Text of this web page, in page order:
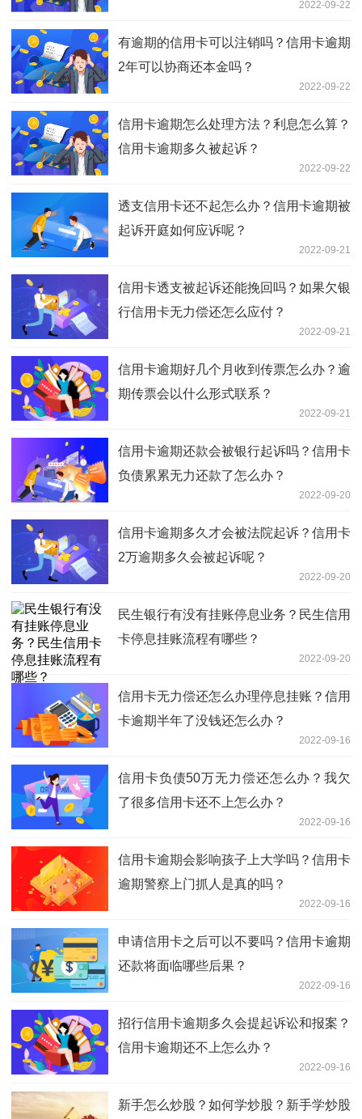
2022-09-22
有逾期的信用卡可以注销吗？信用卡逾期
2年可以协商还本金吗？
2022-09-22
信用卡逾期怎么处理方法？利息怎么算？
信用卡逾期多久被起诉？
2022-09-22
透支信用卡还不起怎么办？信用卡逾期被
起诉开庭如何应诉呢？
2022-09-21
信用卡透支被起诉还能挽回吗？如果欠银
行信用卡无力偿还怎么应付？
2022-09-21
信用卡逾期好几个月收到传票怎么办？逾
期传票会以什么形式联系？
2022-09-21
信用卡逾期还款会被银行起诉吗？信用卡
负债累累无力还款了怎么办？
2022-09-20
信用卡逾期多久才会被法院起诉？信用卡
2万逾期多久会被起诉呢？
2022-09-20
民生银行有没有挂账停息业务？民生信用
卡停息挂账流程有哪些？
2022-09-20
信用卡无力偿还怎么办理停息挂账？信用
卡逾期半年了没钱还怎么办？
2022-09-16
信用卡负债50万无力偿还怎么办？我欠
了很多信用卡还不上怎么办？
2022-09-16
信用卡逾期会影响孩子上大学吗？信用卡
逾期警察上门抓人是真的吗？
2022-09-16
申请信用卡之后可以不要吗？信用卡逾期
还款将面临哪些后果？
2022-09-16
招行信用卡逾期多久会提起诉讼和报案？
信用卡逾期还不上怎么办？
2022-09-16
新手怎么炒股？如何学炒股？新手学炒股